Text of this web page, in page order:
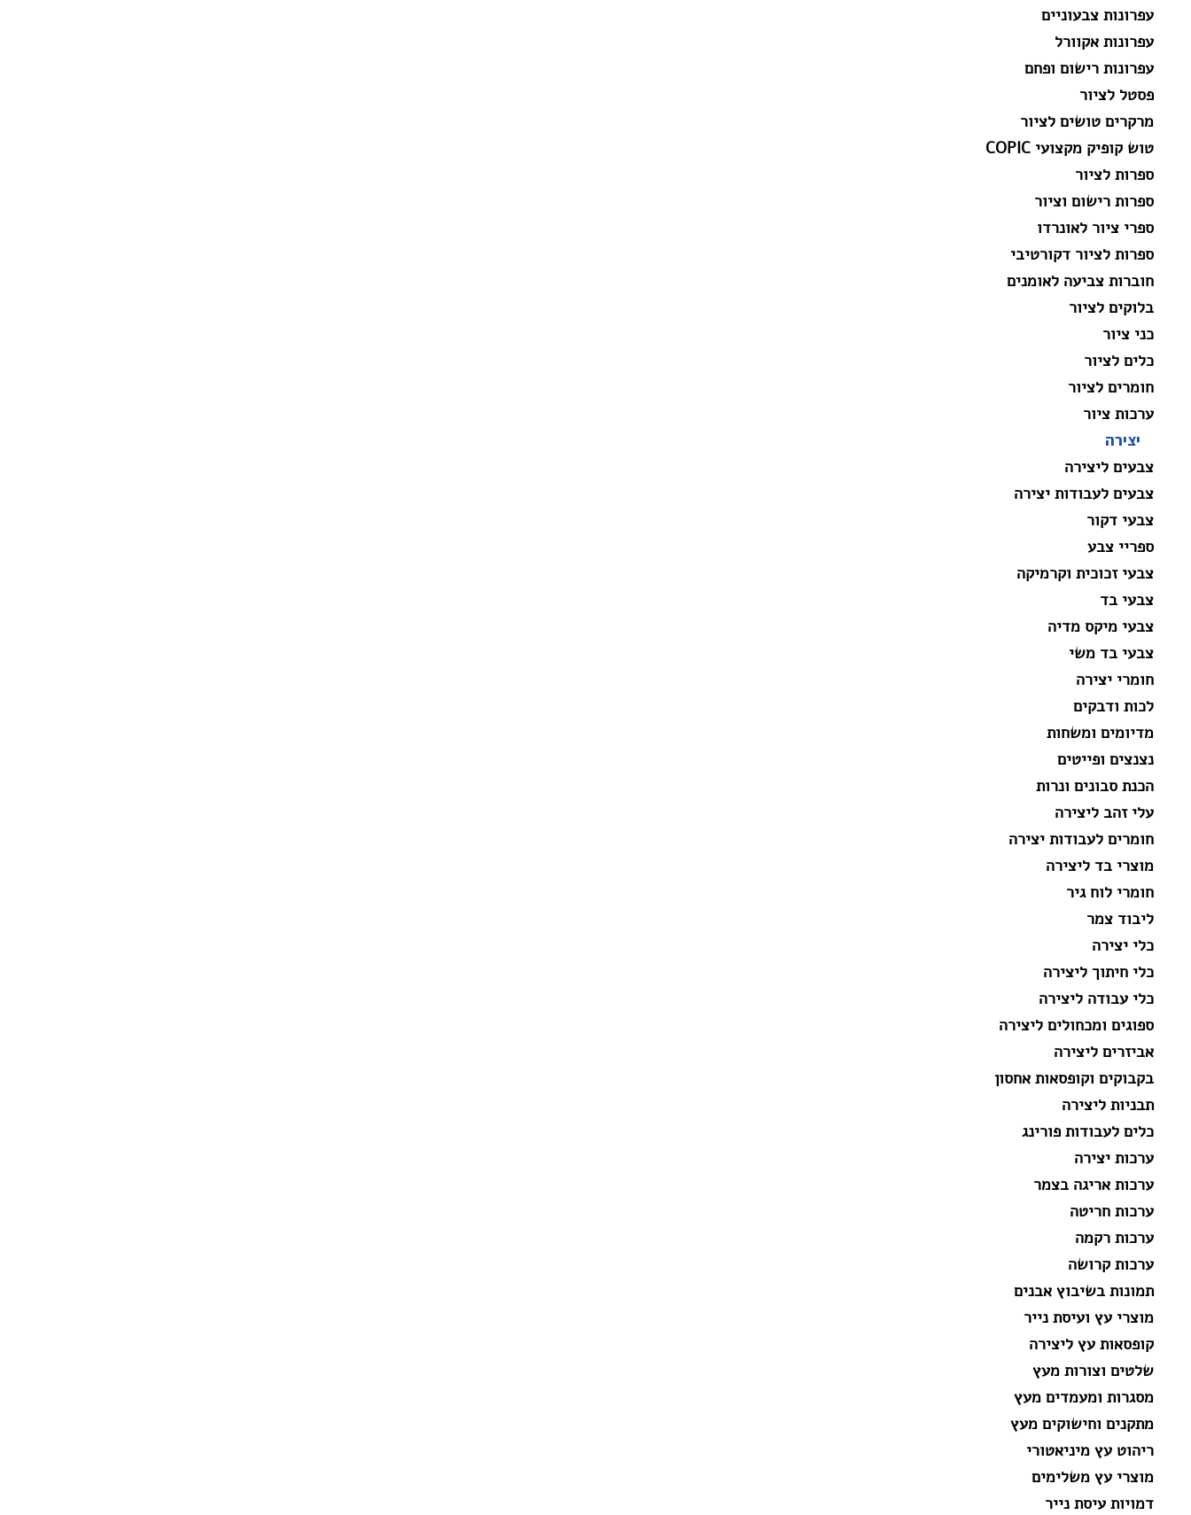
עפרונות צבעוניים
עפרונות אקוורל
עפרונות רישום ופחם
פסטל לציור
מרקרים טושים לציור
טוש קופיק מקצועי COPIC
ספרות לציור
ספרות רישום וציור
ספרי ציור לאונרדו
ספרות לציור דקורטיבי
חוברות צביעה לאומנים
בלוקים לציור
כני ציור
כלים לציור
חומרים לציור
ערכות ציור
יצירה
צבעים ליצירה
צבעים לעבודות יצירה
צבעי דקור
ספריי צבע
צבעי זכוכית וקרמיקה
צבעי בד
צבעי מיקס מדיה
צבעי בד משי
חומרי יצירה
לכות ודבקים
מדיומים ומשחות
נצנצים ופייטים
הכנת סבונים ונרות
עלי זהב ליצירה
חומרים לעבודות יצירה
מוצרי בד ליצירה
חומרי לוח גיר
ליבוד צמר
כלי יצירה
כלי חיתוך ליצירה
כלי עבודה ליצירה
ספוגים ומכחולים ליצירה
אביזרים ליצירה
בקבוקים וקופסאות אחסון
תבניות ליצירה
כלים לעבודות פורינג
ערכות יצירה
ערכות אריגה בצמר
ערכות חריטה
ערכות רקמה
ערכות קרושה
תמונות בשיבוץ אבנים
מוצרי עץ ועיסת נייר
קופסאות עץ ליצירה
שלטים וצורות מעץ
מסגרות ומעמדים מעץ
מתקנים וחישוקים מעץ
ריהוט עץ מיניאטורי
מוצרי עץ משלימים
דמויות עיסת נייר